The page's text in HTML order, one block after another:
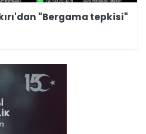
"Bergama tepkisi"